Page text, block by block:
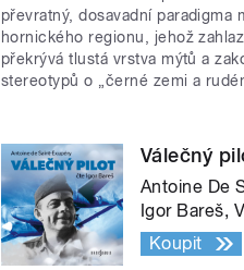
převratný, dosavadní paradigma
hornického regionu, jehož
překrývá tlustá vrstva mýtů a
stereotypů o „černé zemi a
Válečný
Antoine De
Igor Bareš,
Koupit